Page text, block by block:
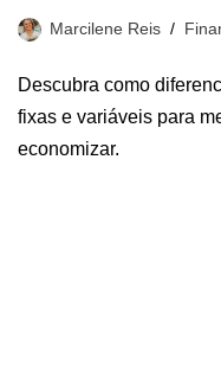
Marcilene Reis
Descubra como
fixas e variáveis para
economizar.